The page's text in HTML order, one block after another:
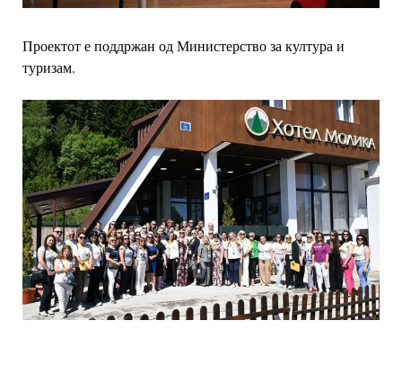
Проектот е поддржан од Министерство за култура и
туризам.